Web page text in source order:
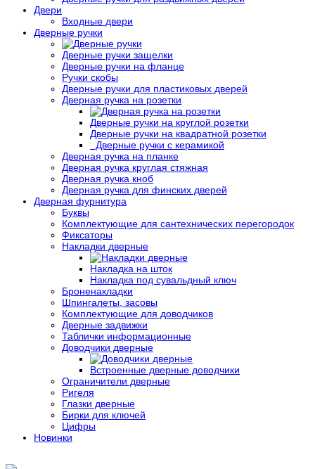
Двери
Входные двери
Дверные ручки
Дверные ручки защелки
Дверные ручки на фланце
Ручки скобы
Дверные ручки для пластиковых дверей
Дверная ручка на розетки
Дверные ручки на круглой розетки
Дверные ручки на квадратной розетки
Дверные ручки с керамикой
Дверная ручка на планке
Дверная ручка круглая стяжная
Дверная ручка кноб
Дверная ручка для финских дверей
Дверная фурнитура
Буквы
Комплектующие для сантехнических перегородок
Фиксаторы
Накладки дверные
Накладка на шток
Накладка под сувальдный ключ
Броненакладки
Шпингалеты, засовы
Комплектующие для доводчиков
Дверные задвижки
Таблички информационные
Доводчики дверные
Встроенные дверные доводчики
Ограничители дверные
Ригеля
Глазки дверные
Бирки для ключей
Цифры
Новинки